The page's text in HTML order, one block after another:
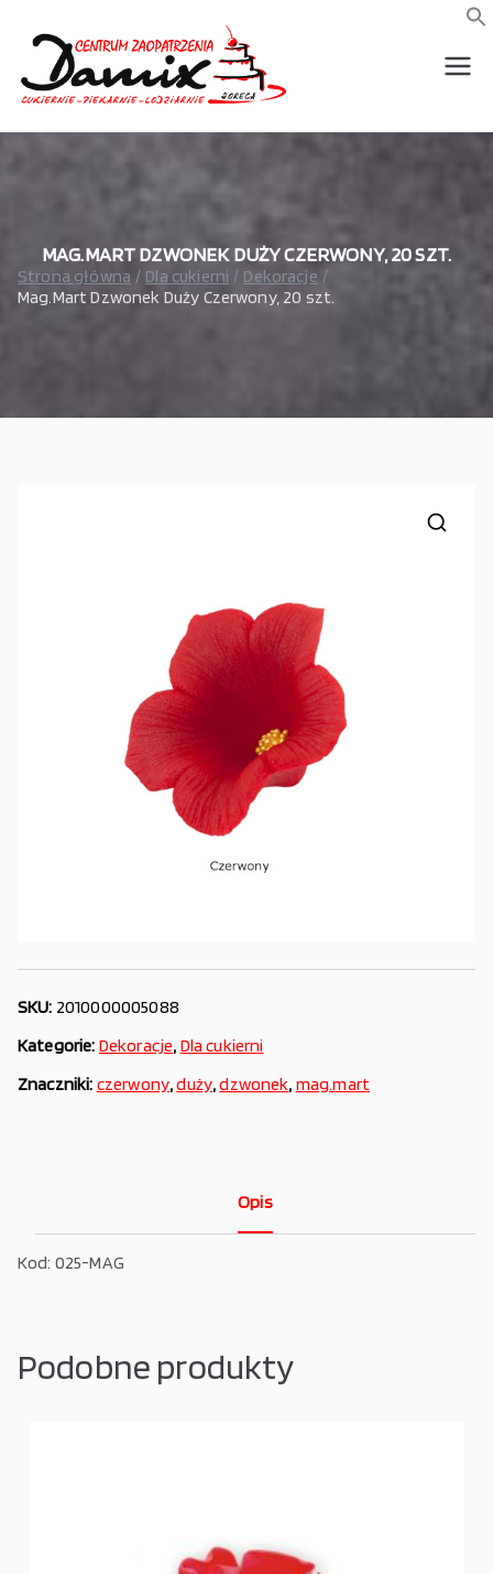
treści
wszystko
dla
gastrono
wszystko dla piekarni,
MAG.MART DZWONEK DUŻY CZERWONY, 20 SZT.
Strona główna Dla cukierni
Dekoracje
Mag.Mart Dzwonek Duży Czerwony, 20 szt.
SKU: 2010000005088
Kategorie: Dekoracje, Dla cukierni
Znaczniki: czerwony,duży,dzwonek, mag.mart
Opis
Kod: 025-MAG
Podobne produkty